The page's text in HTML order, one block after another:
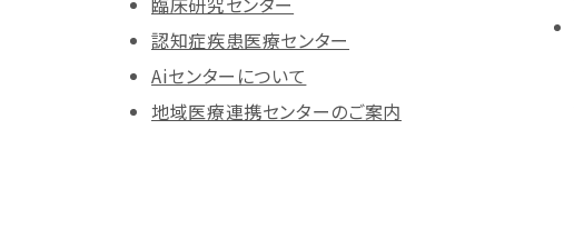
認知症疾患医療センター
Aiセンターについて
地域医療連携センターのご案内